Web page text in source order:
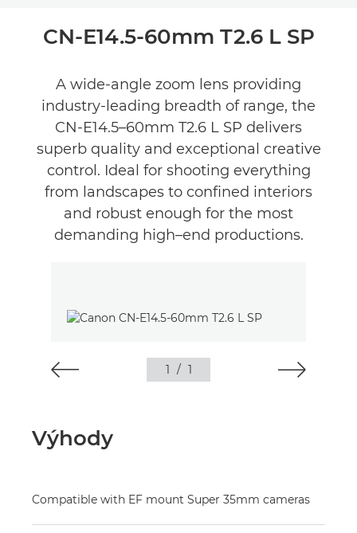
PřehledCN-E14.5-60mm T2.6 L SP
A wide-angle zoom lens providing
industry-leading breadth of range, the
CN-E14.5–60mm T2.6 L SP delivers
superb quality and exceptional creative
control. Ideal for shooting everything
from landscapes to confined interiors
and robust enough for the most
demanding high–end productions.
1 / 1
Výhody
Compatible with EF mount Super 35mm cameras